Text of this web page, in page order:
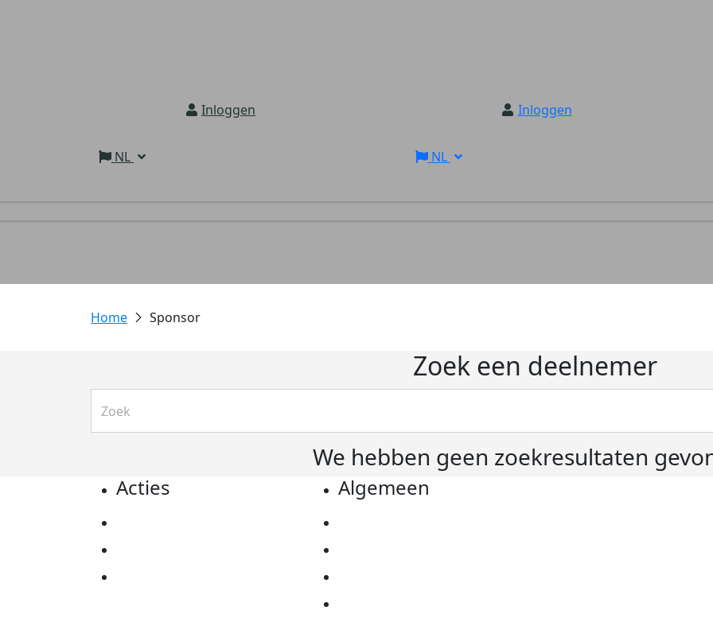
Inloggen
NL
Inloggen
NL
Sponsor
Zoek een deelnemer
We hebben geen zoekresultaten
Acties Algemeen